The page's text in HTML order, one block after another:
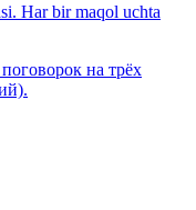
Har bir maqol uchta
на трёх